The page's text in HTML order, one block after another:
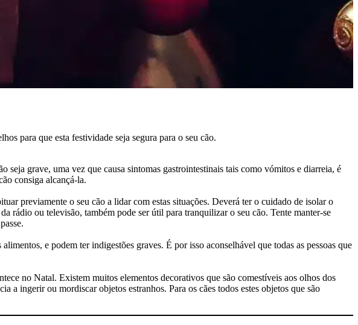
para que esta festividade seja segura para o seu cão.
seja grave, uma vez que causa sintomas gastrointestinais tais como vómitos e diarreia, é
consiga alcançá-la.
previamente o seu cão a lidar com estas situações. Deverá ter o cuidado de isolar o
ou televisão, também pode ser útil para tranquilizar o seu cão. Tente manter-se
e podem ter indigestões graves. É por isso aconselhável que todas as pessoas que
no Natal. Existem muitos elementos decorativos que são comestíveis aos olhos dos
a ingerir ou mordiscar objetos estranhos. Para os cães todos estes objetos que são